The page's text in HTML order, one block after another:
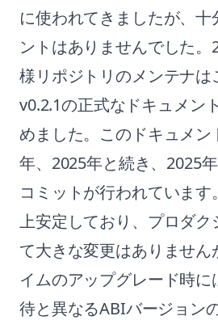
に使われてきましたが、十
ントはありませんでした
様リポジトリのメンテナは
v0.2.1の正式なドキュメン
めました。このドキュメン
年、2025年と続き、2025
コミットが行われていま
上安定しており、プロダク
て大きな変更はありません
イムのアップグレード時
待と異なるABIバージョン